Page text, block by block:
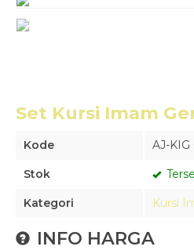
Set Kursi Imam
Kode AJ-
Stok
Kategori Kursi
INFO HARGA